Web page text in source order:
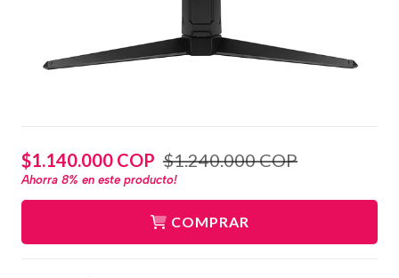
$1.140.000 COP $1.240.000 COP
Ahorra 8% en este producto!
COMPRAR